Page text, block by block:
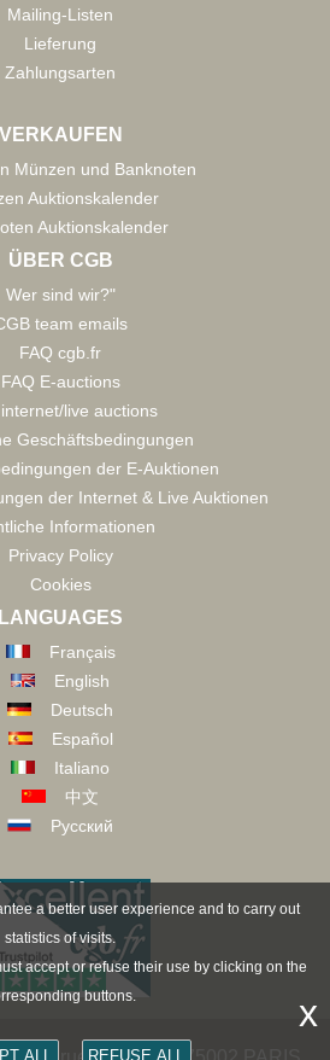
Mailing-Listen
Lieferung
Zahlungsarten
VERKAUFEN
Münzen und Banknoten
Auktionskalender
Auktionskalender
ÜBER CGB
Wer sind wir?"
team emails
FAQ cgb.fr
FAQ E-auctions
live auctions
Geschäftsbedingungen
der E-Auktionen
der Internet & Live Auktionen
Informationen
Privacy Policy
Cookies
LANGUAGES
Français
English
Deutsch
Español
Italiano
中文
Русский
a better user experience and to carry out
statistics of visits.
accept or refuse their use by clicking on the
buttons.
ALL REFUSE ALL
x